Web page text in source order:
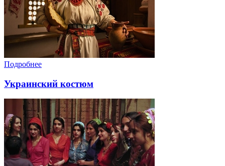
Подробнее
Украинский костюм